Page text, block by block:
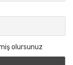
olursunuz